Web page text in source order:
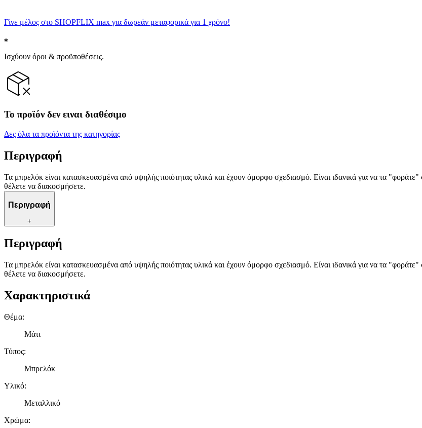
Γίνε μέλος στο SHOPFLIX max για δωρεάν μεταφορικά για 1 χρόνο!
Ισχύουν όροι & προϋποθέσεις.
Το προϊόν δεν ειναι διαθέσιμο
Δες όλα τα προϊόντα της κατηγορίας
Περιγραφή
Τα μπρελόκ είναι κατασκευασμένα από υψηλής ποιότητας υλικά και έχουν όμορφο σχεδιασμό. Είναι ιδανικά για να τα
θέλετε να διακοσμήσετε.
Περιγραφή
+
Περιγραφή
Τα μπρελόκ είναι κατασκευασμένα από υψηλής ποιότητας υλικά και έχουν όμορφο σχεδιασμό. Είναι ιδανικά για να τα
θέλετε να διακοσμήσετε.
Χαρακτηριστικά
Θέμα:
Μάτι
Τύπος:
Μπρελόκ
Υλικό:
Μεταλλικό
Χρώμα: